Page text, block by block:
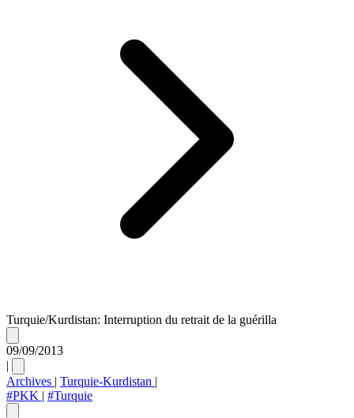
Turquie/Kurdistan: Interruption du retrait de la guérilla
09/09/2013
|
Archives | Turquie-Kurdistan |
#PKK | #Turquie